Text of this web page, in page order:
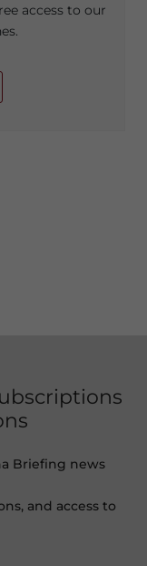
access to our
Briefing news
and access to